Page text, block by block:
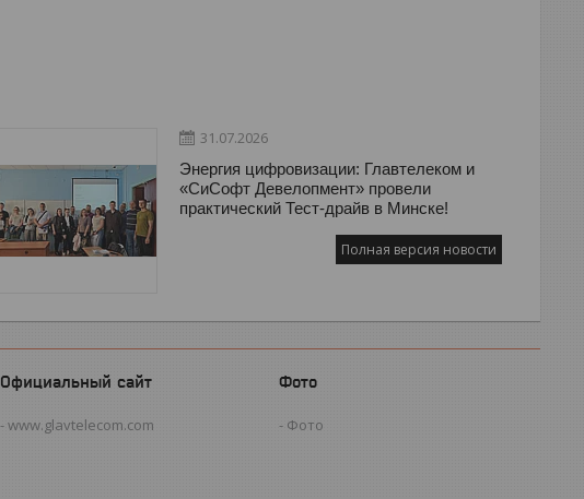
31.07.2026
Энергия цифровизации: Главтелеком и
«СиСофт Девелопмент» провели
практический Тест-драйв в Минске!
Полная версия новости
Официальный сайт
www.glavtelecom.com
Фото
Фото